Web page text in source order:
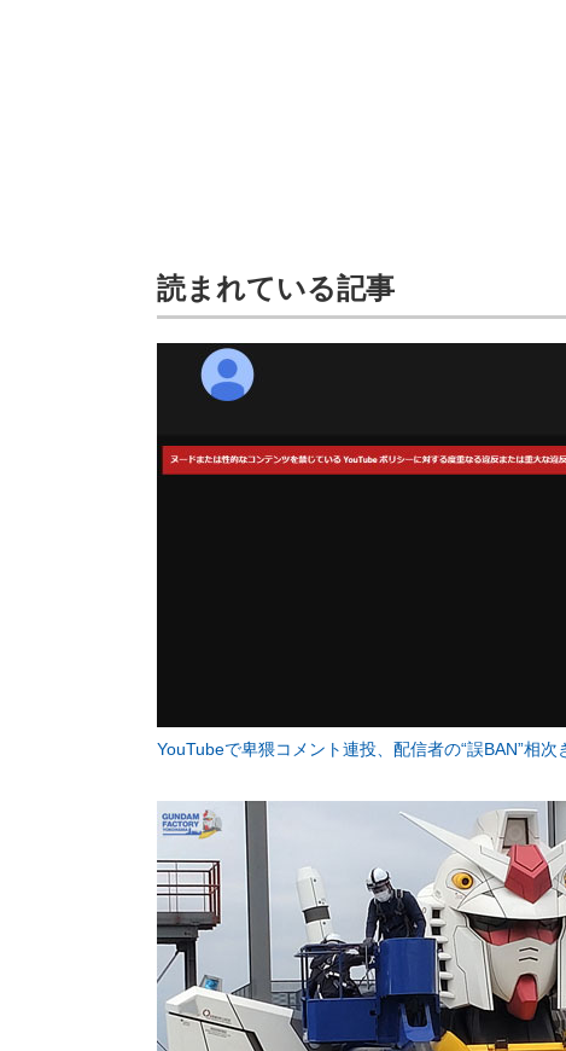
読まれている記事
YouTubeで卑猥コメント連投、配信者の“誤BAN”相